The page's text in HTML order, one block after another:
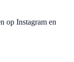
op Instagram en